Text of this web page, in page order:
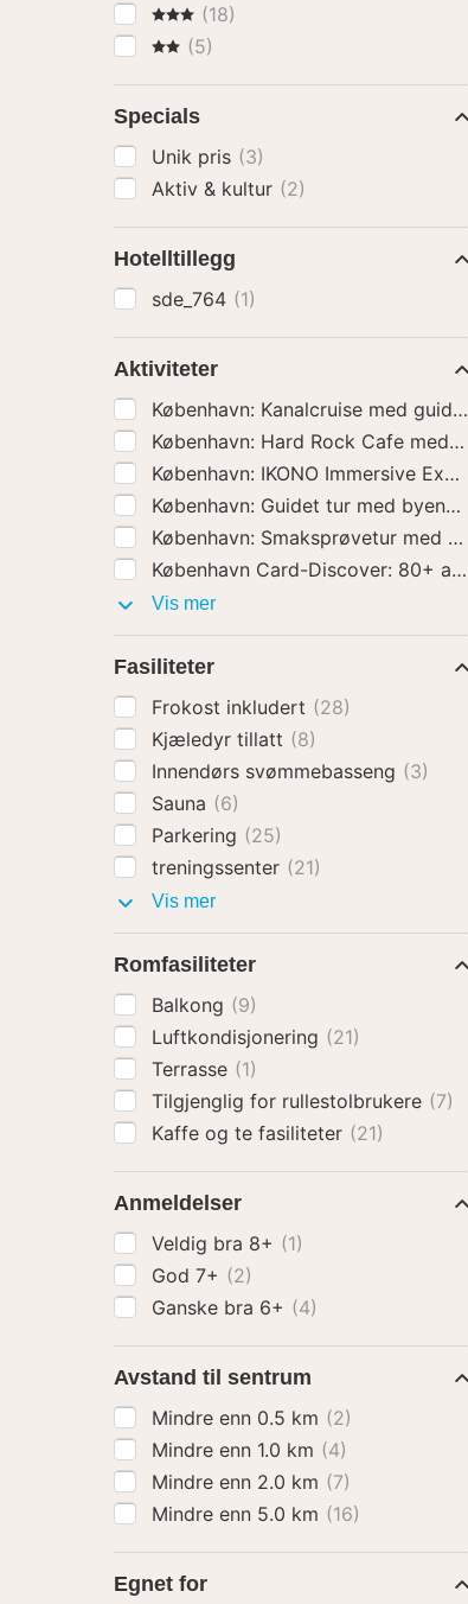
3 Stjerner
(18)
2 Stjerner
(5)
Specials
Unik pris (3)
Aktiv & kultur (2)
Hotelltillegg
sde_764 (1)
Aktiviteter
København: Kanalcruise med guide
Vis merAktiviteter
Fasiliteter
Frokost inkludert (28)
Kjæledyr tillatt (8)
Innendørs svømmebasseng (3)
Sauna (6)
Parkering (25)
treningssenter (21)
Vis merFasiliteter
Romfasiliteter
Balkong (9)
Luftkondisjonering (21)
Terrasse (1)
Tilgjenglig for rullestolbrukere (7)
Kaffe og te fasiliteter (21)
Anmeldelser
Veldig bra 8+ (1)
God 7+ (2)
Ganske bra 6+ (4)
Avstand til sentrum
Mindre enn 0.5 km (2)
Mindre enn 1.0 km (4)
Mindre enn 2.0 km (7)
Mindre enn 5.0 km (16)
Egnet for